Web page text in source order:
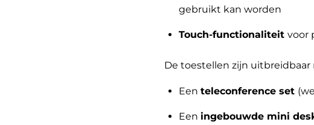
gebruikt kan worden
Touch-functionaliteit voor
De toestellen zijn
Een teleconference set
Een ingebouwde mini